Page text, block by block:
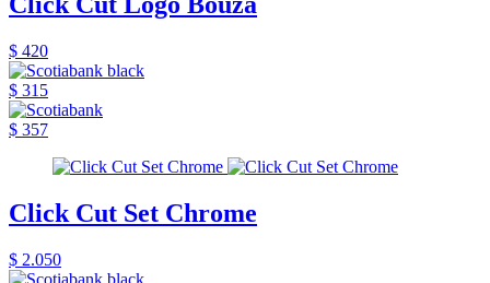
$ 420
$ 315
$ 357
Click Cut Set Chrome
$ 2.050